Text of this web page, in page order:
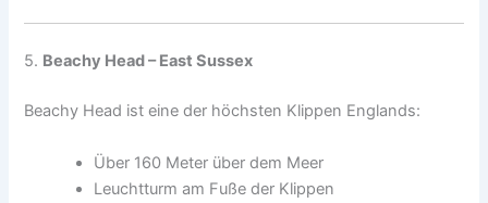
5. Beachy Head – East Sussex
Beachy Head ist eine der höchsten Klippen Englands:
Über 160 Meter über dem Meer
Leuchtturm am Fuße der Klippen